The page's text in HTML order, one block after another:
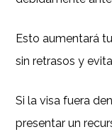
Esto aumentará
sin retrasos y
Si la visa fuera
presentar un